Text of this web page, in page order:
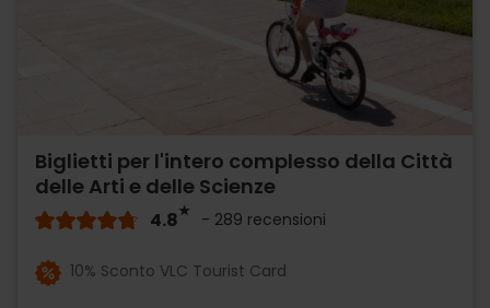
Biglietti per l'intero complesso della Città
delle Arti e delle Scienze
4.8 - 289 recensioni
10% Sconto VLC Tourist Card